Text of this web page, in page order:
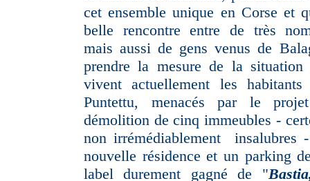
cet ensemble unique en Corse et
belle rencontre entre de très
mais aussi de gens venus de
prendre la mesure de la situation
vivent actuellement les
Puntettu, menacés par le
démolition de cinq immeubles -
non irrémédiablement insalubres
nouvelle résidence et un parking
label durement gagné de "